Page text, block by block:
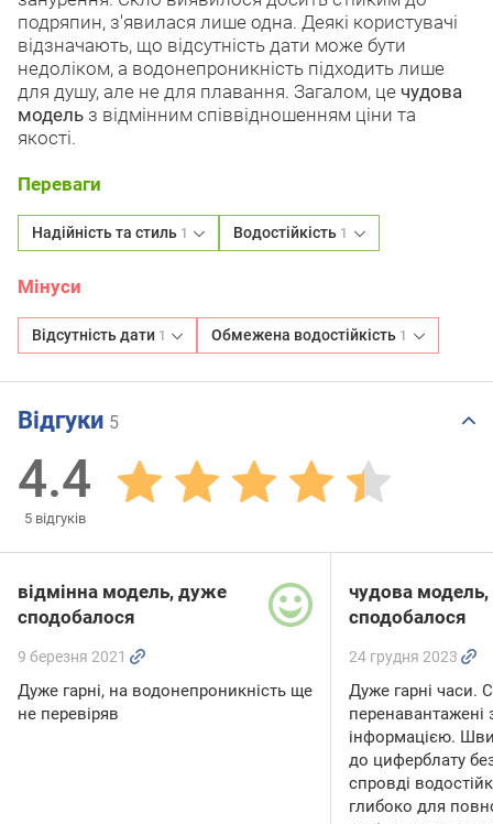
подряпин, з'явилася лише одна. Деякі користувачі
відзначають, що відсутність дати може бути
недоліком, а водонепроникність підходить лише
для душу, але не для плавання. Загалом, це чудова
модель з відмінним співвідношенням ціни та
якості.
Переваги
Надійність та стиль 1 Водостійкість 1
Мінуси
Відсутність дати 1 Обмежена водостійкість 1
Відгуки 5
4.4
5 відгуків
відмінна модель, дуже
сподобалося
9 березня 2021
Дуже гарні, на водонепроникність ще
не перевіряв
чудова
сподобалося
24 грудня 2023
Дуже гарні часи.
інформацією.
до циферблату
спровді
глибоко для